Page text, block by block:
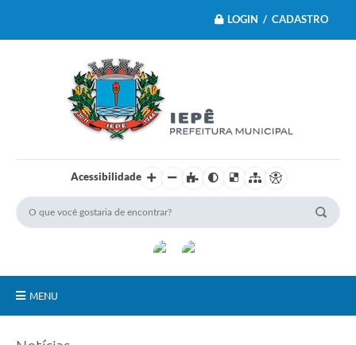
LOGIN / CADASTRO
Acessibilidade
MENU